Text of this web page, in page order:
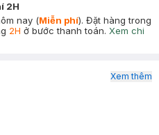
2H
nay (Miễn phí). Đặt hàng trong
2H ở bước thanh toán. Xem chi
Xem thêm